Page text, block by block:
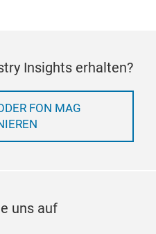
Insights erhalten?
FON MAG
uns auf